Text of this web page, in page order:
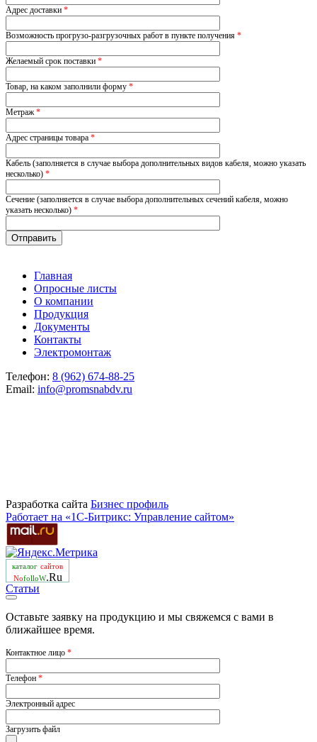
Адрес доставки *
Возможность прогрузо-разгрузочных работ в пункте получения *
Желаемый срок поставки *
Товар, на каком заполнили форму *
Метраж*
Адрес страницы товара *
Кабель (заполняется в случае выбора дополнительных видов кабеля, можно указать
несколько) *
Сечение (заполняется в случае выбора дополнительных сечений кабеля, можно
указать несколько) *
Главная
Опросные листы
О компании
Продукция
Документы
Контакты
Электромонтаж
Телефон: 8 (962) 674-88-25
Email: info@promsnabdv.ru
Разработка сайта Бизнеc профиль
Работает на «1С-Битрикс: Управление сайтом»
каталог сайтов
NofolloW.Ru
Статьи
Оставьте заявку на продукцию и мы свяжемся с вами в
ближайшее время.
Контактное лицо *
Телефон *
Электронный адрес
Загрузить файл